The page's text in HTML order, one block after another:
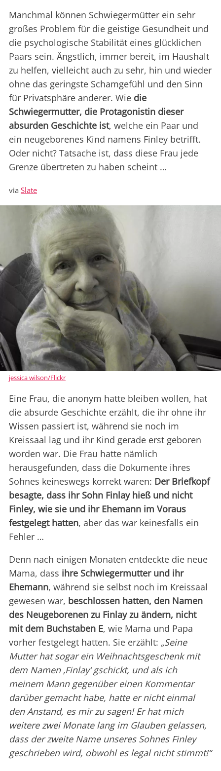
Manchmal können Schwiegermütter ein sehr
großes Problem für die geistige Gesundheit und
die psychologische Stabilität eines glücklichen
Paars sein. Ängstlich, immer bereit, im Haushalt
zu helfen, vielleicht auch zu sehr, hin und wieder
ohne das geringste Schamgefühl und den Sinn
für Privatsphäre anderer. Wie die
Schwiegermutter, die Protagonistin dieser
absurden Geschichte ist, welche ein Paar und
ein neugeborenes Kind namens Finley betrifft.
Oder nicht? Tatsache ist, dass diese Frau jede
Grenze übertreten zu haben scheint …
via Slate
jessica wilson/Flickr
Eine Frau, die anonym hatte bleiben wollen, hat
die absurde Geschichte erzählt, die ihr ohne ihr
Wissen passiert ist, während sie noch im
Kreissaal lag und ihr Kind gerade erst geboren
worden war. Die Frau hatte nämlich
herausgefunden, dass die Dokumente ihres
Sohnes keineswegs korrekt waren: Der Briefkopf
besagte, dass ihr Sohn Finlay hieß und nicht
Finley, wie sie und ihr Ehemann im Voraus
festgelegt hatten, aber das war keinesfalls ein
Fehler …
Denn nach einigen Monaten entdeckte die neue
Mama, dass ihre Schwiegermutter und ihr
Ehemann, während sie selbst noch im Kreissaal
gewesen war, beschlossen hatten, den Namen
des Neugeborenen zu Finlay zu ändern, nicht
mit dem Buchstaben E, wie Mama und Papa
vorher festgelegt hatten. Sie erzählt: „Seine
Mutter hat sogar ein Weihnachtsgeschenk mit
dem Namen ‚Finlay‘ gschickt, und als ich
meinem Mann gegenüber einen Kommentar
darüber gemacht habe, hatte er nicht einmal
den Anstand, es mir zu sagen! Er hat mich
weitere zwei Monate lang im Glauben gelassen,
dass der zweite Name unseres Sohnes Finley
geschrieben wird, obwohl es legal nicht stimmt!“